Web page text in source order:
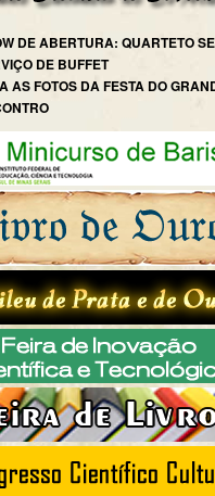
DE ABERTURA: QUARTETO
DE BUFFET
AS FOTOS DA FESTA DO